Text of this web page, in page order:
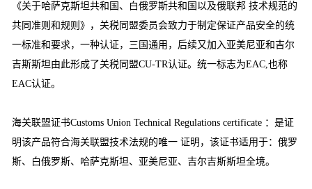
《关于哈萨克斯坦共和国、白俄罗斯共和国以及俄联邦 技术规范的
共同准则和规则》，关税同盟委员会致力于制定保证产品安全的统
一标准和要求，一种认证，三国通用，后续又加入亚美尼亚和吉尔
吉斯斯坦由此形成了关税同盟CU-TR认证。统一标志为EAC,也称
EAC认证。
海关联盟证书Customs Union Technical Regulations certificate ：是证
明该产品符合海关联盟技术法规的唯一 证明，该证书适用于：俄罗
斯、白俄罗斯、哈萨克斯坦、亚美尼亚、吉尔吉斯斯坦全境。